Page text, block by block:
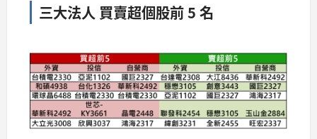
三大法人 買賣超個股前 5 名